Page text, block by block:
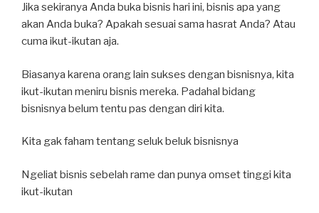
Jika sekiranya Anda buka bisnis hari ini, bisnis apa yang
akan Anda buka? Apakah sesuai sama hasrat Anda? Atau
cuma ikut-ikutan aja.
Biasanya karena orang lain sukses dengan bisnisnya, kita
ikut-ikutan meniru bisnis mereka. Padahal bidang
bisnisnya belum tentu pas dengan diri kita.
Kita gak faham tentang seluk beluk bisnisnya
Ngeliat bisnis sebelah rame dan punya omset tinggi kita
ikut-ikutan